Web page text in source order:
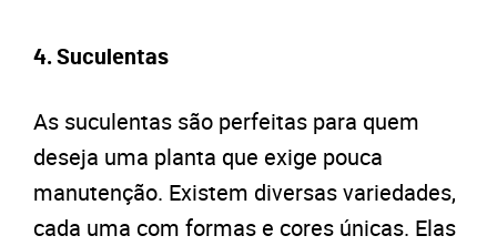
4. Suculentas
As suculentas são perfeitas para quem
deseja uma planta que exige pouca
manutenção. Existem diversas variedades,
cada uma com formas e cores únicas. Elas